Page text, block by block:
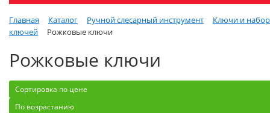
Главная Каталог Ручной слесарный инструмент
Ключи и
ключей
Рожковые ключи
Рожковые ключи
Сортировка по цене
По возрастанию